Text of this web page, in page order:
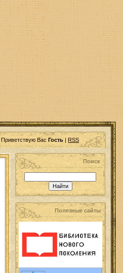
Приветствую Вас Гость | RSS
Поиск
Полезные сайты